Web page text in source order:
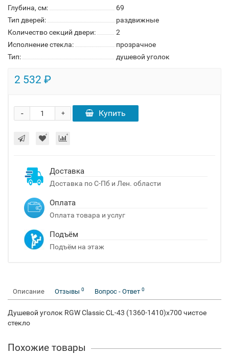
Глубина, см:
69
Тип дверей:
раздвижные
Количество секций двери:
2
Исполнение стекла:
прозрачное
Тип:
душевой уголок
2 532 ₽
+
- Купить
Доставка
Доставка по С-Пб и Лен. области
Оплата
Оплата товара и услуг
Подъём
Подъём на этаж
Описание Отзывы 0 Вопрос - Ответ 0
Душевой уголок RGW Classic CL-43 (1360-1410)x700 чистое
стекло
Похожие товары